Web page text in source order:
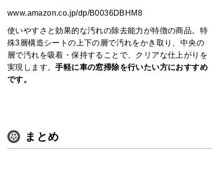
www.amazon.co.jp/dp/B0036DBHM8
使いやすさと効果的な汚れの除去能力が特徴の商品。特
殊3層構造シートの上下の層で汚れをかき取り、中央の
層で汚れを吸着・保持することで、クリアな仕上がりを
実現します。手軽に車の窓掃除を行いたい方におすすめ
です。
まとめ